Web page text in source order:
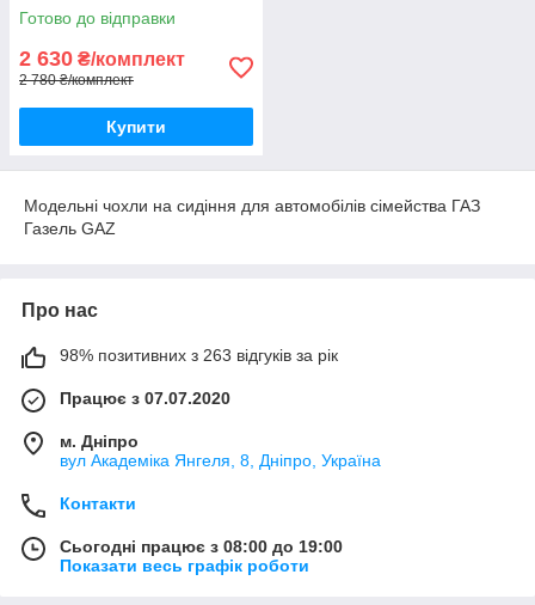
Готово до відправки
2 630 ₴/комплект
2 780 ₴/комплект
Купити
Модельні чохли на сидіння для автомобілів сімейства ГАЗ
Газель GAZ
Про нас
98% позитивних з 263 відгуків за рік
Працює з 07.07.2020
м. Дніпро
вул Академіка Янгеля, 8, Дніпро, Україна
Контакти
Сьогодні працює з 08:00 до 19:00
Показати весь графік роботи